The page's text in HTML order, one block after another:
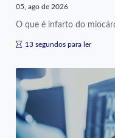
05, ago de 2026
O que é infarto do
13 segundos para ler